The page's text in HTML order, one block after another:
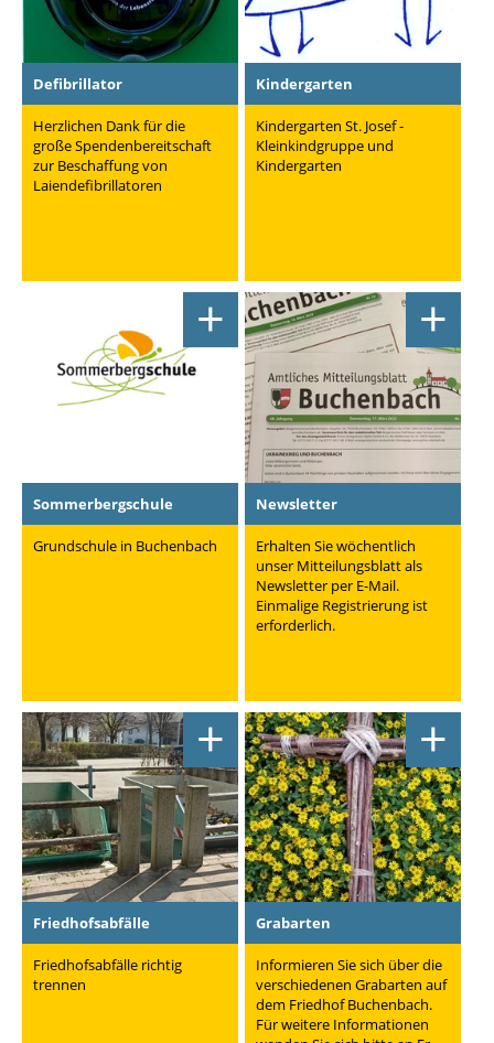
Defibrillator
Herzlichen Dank für die
große Spendenbereitschaft
zur Beschaffung von
Laiendefibrillatoren
Kindergarten
Kindergarten St. Josef -
Kleinkindgruppe und
Kindergarten
+
Sommerbergschule
Grundschule in Buchenbach
+
Newsletter
Erhalten Sie wöchentlich
unser Mitteilungsblatt als
Newsletter per E-Mail.
Einmalige Registrierung ist
erforderlich.
+
Friedhofsabfälle
Friedhofsabfälle richtig
trennen
+
Grabarten
Informieren Sie sich über die
verschiedenen Grabarten auf
dem Friedhof Buchenbach.
Für weitere Informationen